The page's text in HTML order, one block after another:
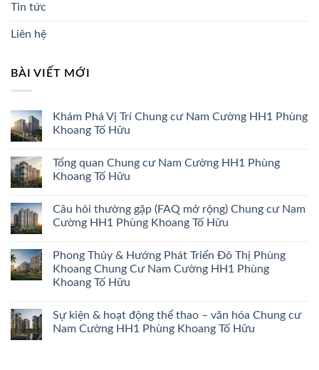
Tin tức
Liên hệ
BÀI VIẾT MỚI
Khám Phá Vị Trí Chung cư Nam Cường HH1 Phùng
Khoang Tố Hữu
Tổng quan Chung cư Nam Cường HH1 Phùng
Khoang Tố Hữu
Câu hỏi thường gặp (FAQ mở rộng) Chung cư Nam
Cường HH1 Phùng Khoang Tố Hữu
Phong Thủy & Hướng Phát Triển Đô Thị Phùng
Khoang Chung Cư Nam Cường HH1 Phùng
Khoang Tố Hữu
Sự kiện & hoạt động thể thao – văn hóa Chung cư
Nam Cường HH1 Phùng Khoang Tố Hữu